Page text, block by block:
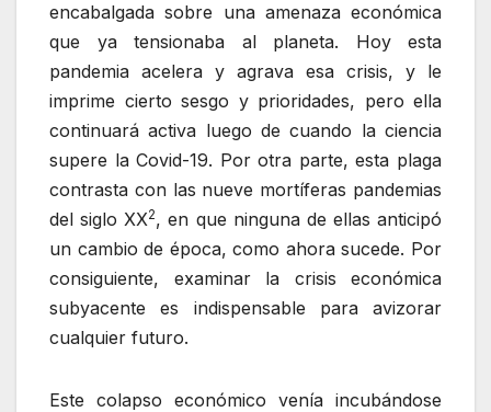
encabalgada sobre una amenaza económica
que ya tensionaba al planeta. Hoy esta
pandemia acelera y agrava esa crisis, y le
imprime cierto sesgo y prioridades, pero ella
continuará activa luego de cuando la ciencia
supere la Covid-19. Por otra parte, esta plaga
contrasta con las nueve mortíferas pandemias
del siglo XX2, en que ninguna de ellas anticipó
un cambio de época, como ahora sucede. Por
consiguiente, examinar la crisis económica
subyacente es indispensable para avizorar
cualquier futuro.
Este colapso económico venía incubándose